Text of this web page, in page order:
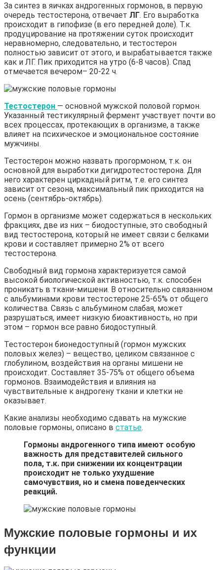
За синтез в яичках андрогенных гормонов, в первую
очередь тестостерона, отвечает ЛГ. Его выработка
происходит в гипофизе (в его передней доле). Т.к.
продуцирование на протяжении суток происходит
неравномерно, следовательно, и тестостерон
полностью зависит от этого, и вырабатывается также
как и ЛГ. Пик приходится на утро (6-8 часов). Спад
отмечается вечером– 20-22 ч.
Тестостерон — основной мужской половой гормон.
Указанный тестикулярный фермент участвует почти во
всех процессах, протекающих в организме, а также
влияет на психическое и эмоциональное состояние
мужчины.
Тестостерон можно назвать прогормоном, т.к. он
основной для выработки дигидротестостерона. Для
него характерен циркадный ритм, т.е. его синтез
зависит от сезона, максимальный пик приходится на
осень (сентябрь-октябрь).
Гормон в организме может содержаться в нескольких
фракциях, две из них – биодоступные, это свободный
вид тестостерона, который не имеет связи с белками
крови и составляет примерно 2% от всего
тестостерона.
Свободный вид гормона характеризуется самой
высокой биологической активностью, т.к. способен
проникать в ткани-мишени. В относительно связанном
с альбуминами крови тестостероне 25-65% от общего
количества. Связь с альбумином слабая, может
разрушаться, имеет низкую биоактивность, но при
этом – гормон все равно биодоступный.
Тестостерон бионедоступный (гормон мужских
половых желез) – вещество, целиком связанное с
глобулином, воздействия на органы мишени не
происходит. Составляет 35-75% от общего объема
гормонов. Взаимодействия и влияния на
чувствительные к андрогену ткани и клетки не
оказывает.
Какие анализы необходимо сдавать на мужские
половые гормоны, описано в статье.
Гормоны андрогенного типа имеют особую
важность для представителей сильного
пола, т.к. при снижении их концентрации
происходит не только ухудшение
самочувствия, но и смена поведенческих
реакций.
Мужские половые гормоны и их
функции